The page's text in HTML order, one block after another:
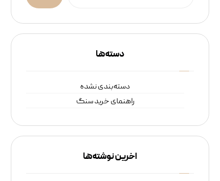
دسته‌ها
دسته‌بندی نشده
راهنمای خرید سنگ
اخرین نوشته‌ها